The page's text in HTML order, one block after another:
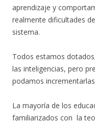
aprendizaje y
realmente dificultades
sistema.
Todos estamos
las inteligencias, pero
podamos
La mayoría de los
familiarizados con la